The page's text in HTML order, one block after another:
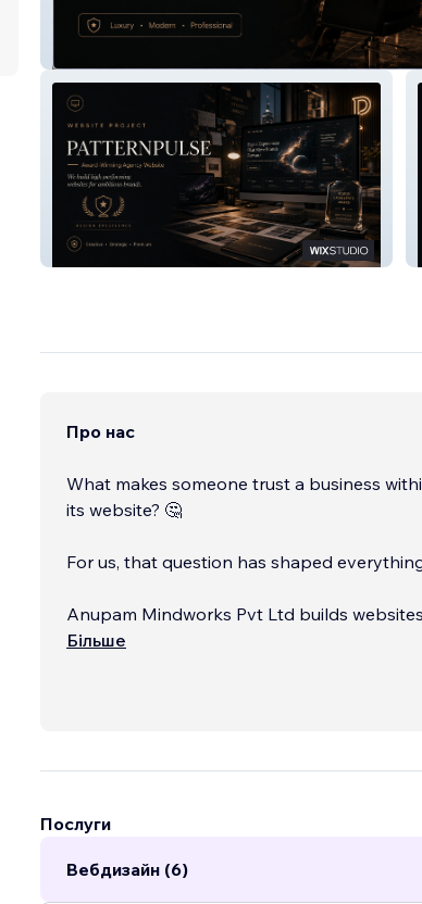
Pattern Pulse
Про нас
What makes someone trust a business
its website? 🤔
For us, that question has shaped
Anupam Mindworks Pvt Ltd builds
for businesses that want to look
Більше
Послуги
Вебдизайн (6)